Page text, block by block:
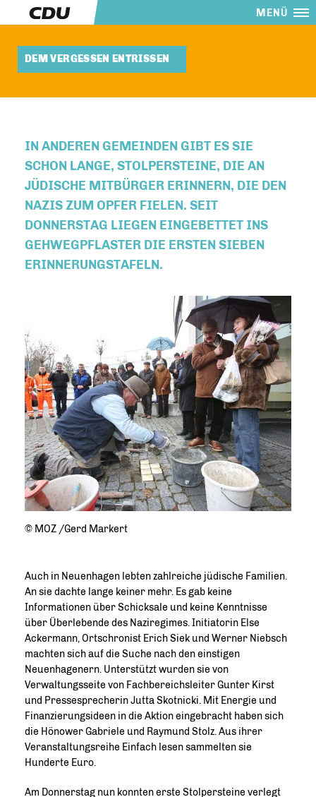
MENÜ
DEM VERGESSEN ENTRISSEN
IN ANDEREN GEMEINDEN GIBT ES SIE
SCHON LANGE, STOLPERSTEINE, DIE AN
JÜDISCHE MITBÜRGER ERINNERN, DIE DEN
NAZIS ZUM OPFER FIELEN. SEIT
DONNERSTAG LIEGEN EINGEBETTET INS
GEHWEGPFLASTER DIE ERSTEN SIEBEN
ERINNERUNGSTAFELN.
© MOZ /Gerd Markert
Auch in Neuenhagen lebten zahlreiche jüdische Familien.
An sie dachte lange keiner mehr. Es gab keine
Informationen über Schicksale und keine Kenntnisse
über Überlebende des Naziregimes. Initiatorin Else
Ackermann, Ortschronist Erich Siek und Werner Niebsch
machten sich auf die Suche nach den einstigen
Neuenhagenern. Unterstützt wurden sie von
Verwaltungsseite von Fachbereichsleiter Gunter Kirst
und Pressesprecherin Jutta Skotnicki. Mit Energie und
Finanzierungsideen in die Aktion eingebracht haben sich
die Hönower Gabriele und Raymund Stolz. Aus ihrer
Veranstaltungsreihe Einfach lesen sammelten sie
Hunderte Euro.
Am Donnerstag nun konnten erste Stolpersteine verlegt